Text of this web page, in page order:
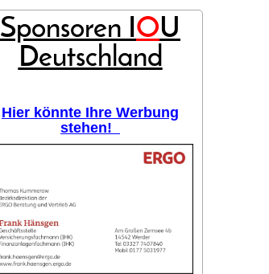
Sponsoren IOU
Deutschland
Hier könnte Ihre Werbung
stehen!